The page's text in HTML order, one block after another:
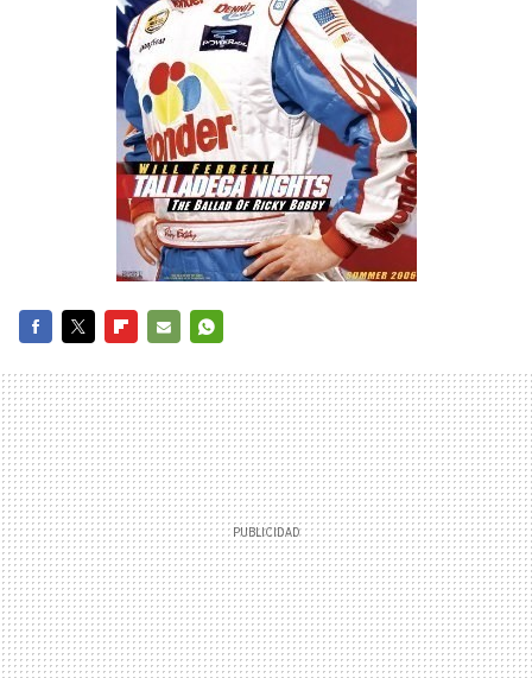
MAIL